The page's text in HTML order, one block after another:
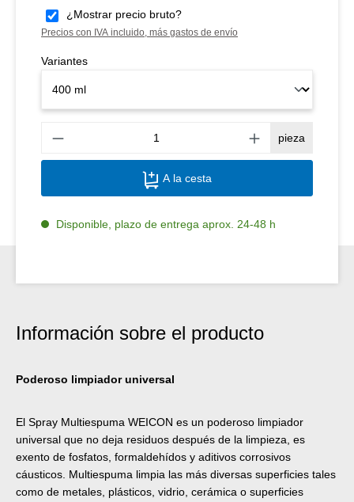
¿Mostrar precio bruto?
Precios con IVA incluido, más gastos de envío
Variantes
pieza
A la cesta
Disponible, plazo de entrega aprox. 24-48 h
Información sobre el producto
Poderoso limpiador universal
El Spray Multiespuma WEICON es un poderoso limpiador
universal que no deja residuos después de la limpieza, es
exento de fosfatos, formaldehídos y aditivos corrosivos
cáusticos. Multiespuma limpia las más diversas superficies tales
como de metales, plásticos, vidrio, cerámica o superficies